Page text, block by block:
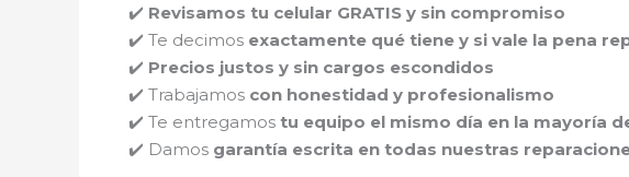
✔️ Revisamos tu celular GRATIS y sin compromiso
✔️ Te decimos exactamente qué tiene y si vale la pena
✔️ Precios justos y sin cargos escondidos
✔️ Trabajamos con honestidad y profesionalismo
✔️ Te entregamos tu equipo el mismo día en la mayoría
✔️ Damos garantía escrita en todas nuestras